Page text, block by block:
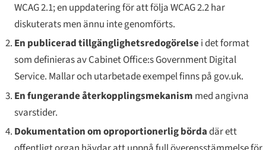
WCAG 2.1; en uppdatering för att följa WCAG 2.2 har
diskuterats men ännu inte genomförts.
En publicerad tillgänglighetsredogörelsei det format
som definieras av Cabinet Office:s Government Digital
Service. Mallar och utarbetade exempel finns på gov.uk.
En fungerande återkopplingsmekanism med angivna
svarstider.
Dokumentation om oproportionerlig bördadär ett